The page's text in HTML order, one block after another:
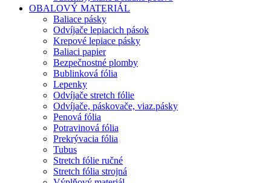
OBALOVÝ MATERIÁL
Baliace pásky
Odvíjače lepiacich pások
Krepové lepiace pásky
Baliaci papier
Bezpečnostné plomby
Bublinková fólia
Lepenky
Odvíjače stretch fólie
Odvíjače, páskovače, viaz.pásky
Penová fólia
Potravinová fólia
Prekrývacia fólia
Tubus
Stretch fólie ručné
Stretch fólia strojná